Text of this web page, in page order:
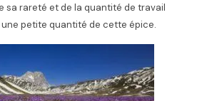
sa rareté et de la quantité de travail
petite quantité de cette épice.